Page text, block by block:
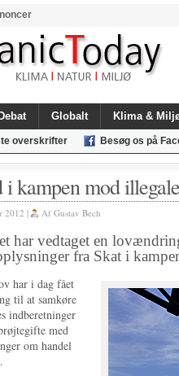
Debat Globalt Klima &
overskrifter Besøg os på
i kampen mod
2012 | Af Gustav Bech
har vedtaget en
fra Skat i
har i dag fået
til at samkøre
indberetninger
med
om handel